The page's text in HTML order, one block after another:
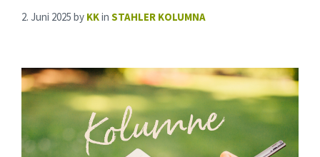
2. Juni 2025 by KKin STAHLER KOLUMNA